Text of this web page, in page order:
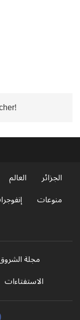
الجزائر العالم
منوعات
مجلة
الاستفتاءات